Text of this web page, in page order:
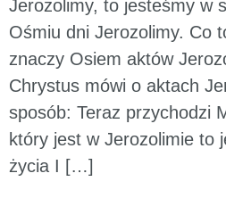
Jerozolimy, to jesteśmy w
Ośmiu dni Jerozolimy. Co
znaczy Osiem aktów
Chrystus mówi o aktach
sposób: Teraz przychodzi
który jest w Jerozolimie to
życia I […]